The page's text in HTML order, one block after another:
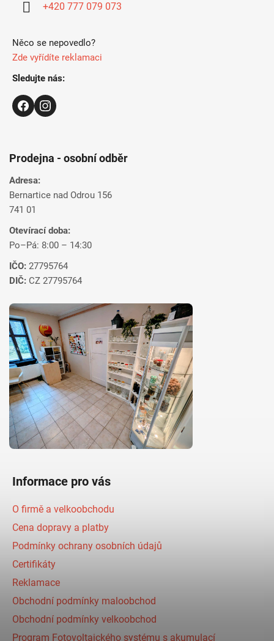
+420 777 079 073
Něco se nepovedlo?
Zde vyřídíte reklamaci
Sledujte nás:
Prodejna - osobní odběr
Adresa:
Bernartice nad Odrou 156
741 01
Otevírací doba:
Po–Pá: 8:00 – 14:30
IČO: 27795764
DIČ: CZ 27795764
Informace pro vás
O firmě a velkoobchodu
Cena dopravy a platby
Podmínky ochrany osobních údajů
Certifikáty
Reklamace
Obchodní podmínky maloobchod
Obchodní podmínky velkoobchod
Program Fotovoltaického systému s akumulací